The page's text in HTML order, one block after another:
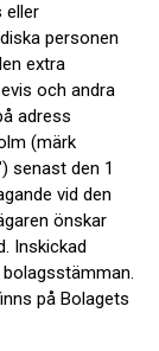
eller
personen
extra
och andra
adress
(märk
senast den 1
vid den
önskar
Inskickad
på Bolagets